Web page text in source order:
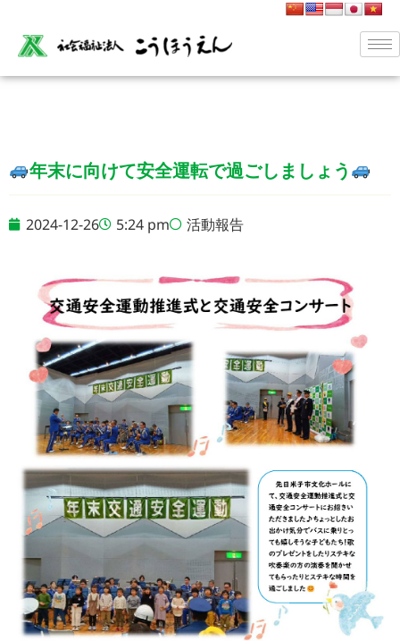
年末に向けて安全運転で過ごしましょう
2024-12-26 5:24 pm 活動報告